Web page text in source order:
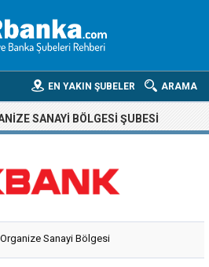
ARAMA
EN YAKIN ŞUBELER
SANAYI BÖLGESI ŞUBESI
Sanayi Bölgesi